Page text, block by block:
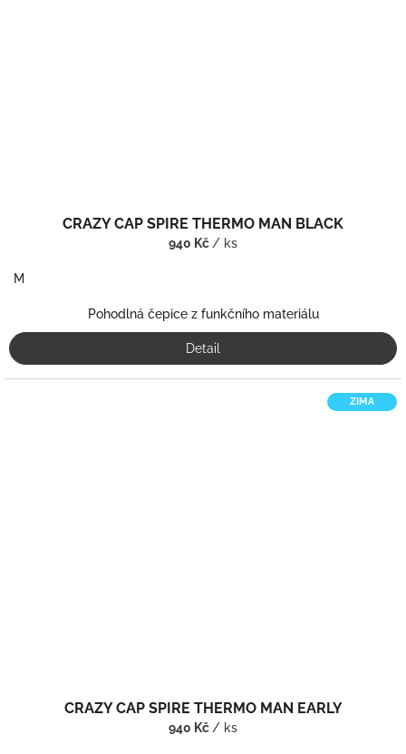
CRAZY CAP SPIRE THERMO MAN BLACK
940 Kč / ks
M
Pohodlná čepice z funkčního materiálu
Detail
ZIMA
CRAZY CAP SPIRE THERMO MAN EARLY
940 Kč / ks